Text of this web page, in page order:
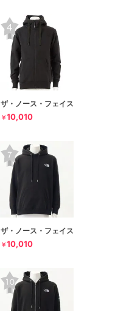
ザ・ノース・フェイス
￥10,010
ザ・ノース・フェイス
￥10,010